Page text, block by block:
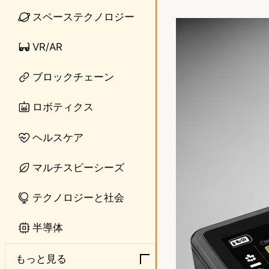
スペーステクノロジー
VR/AR
ブロックチェーン
ロボティクス
ヘルスケア
マルチスピーシーズ
テクノロジーと社会
半導体
もっと見る